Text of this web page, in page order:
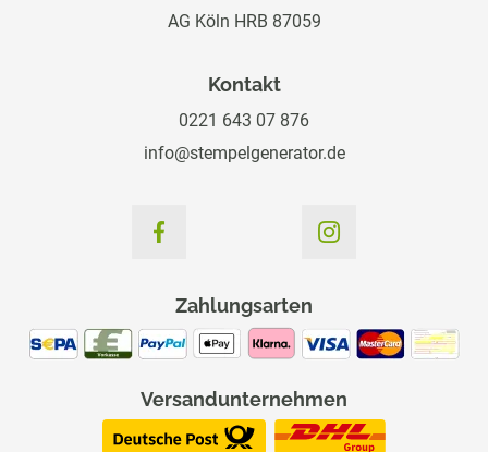
AG Köln HRB 87059
Kontakt
0221 643 07 876
info@stempelgenerator.de
Zahlungsarten
Versandunternehmen